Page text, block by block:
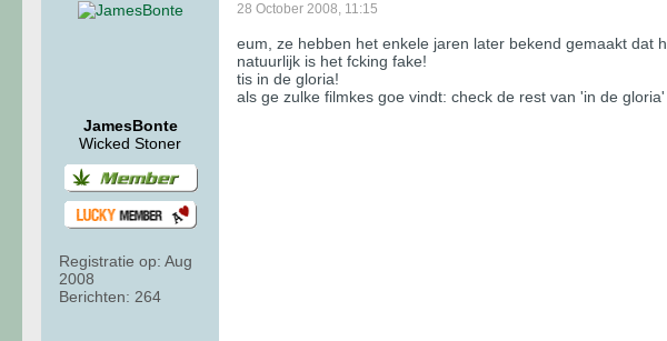
JamesBonte
Wicked Stoner
Registratie op: Aug
2008
Berichten: 264
28 October 2008, 11:15
eum, ze hebben het enkele jaren later bekend gemaakt dat
natuurlijk is het fcking fake!
tis in de gloria!
als ge zulke filmkes goe vindt: check de rest van 'in de